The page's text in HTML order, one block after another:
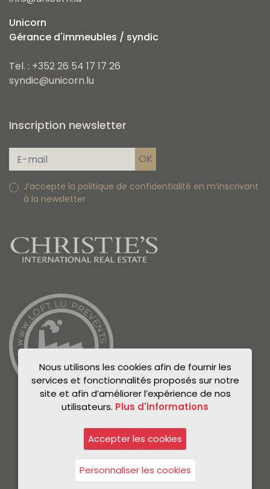
Unicorn
Gérance d'immeubles / syndic
Tel. : +352 26 54 17 17 26
syndic@unicorn.lu
Inscription newsletter
J’accepte la politique de confidentialité en m’inscrivant
à la newsletter
Politique de confidentialité
Nous utilisons les cookies afin de fournir les
services et fonctionnalités proposés sur notre
site et afin d’améliorer l’expérience de nos
utilisateurs. Plus d'informations
Accepter les cookies
Personnaliser les cookies